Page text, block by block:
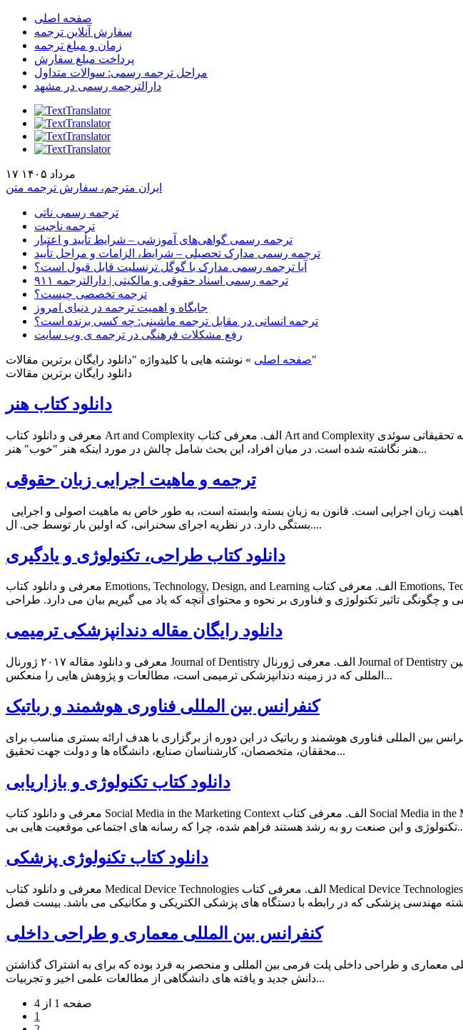
صفحه اصلی
سفارش آنلاین ترجمه
زمان و مبلغ ترجمه
پرداخت مبلغ سفارش
مراحل ترجمه رسمی: سوالات متداول
دارالترجمه رسمی در مشهد
۱۷ مرداد ۱۴۰۵
ایران مترجم، سفارش ترجمه متن
ترجمه رسمی ناتی
ترجمه ناجیت
ترجمه رسمی گواهی‌های آموزشی – شرایط تأیید و اعتبار
ترجمه رسمی مدارک تحصیلی – شرایط، الزامات و مراحل تأیید
آیا ترجمه رسمی مدارک با گوگل ترنسلیت قابل قبول است؟
ترجمه رسمی اسناد حقوقی و مالکیتی | دارالترجمه ۹۱۱
ترجمه تخصصی چیست؟
جایگاه و اهمیت ترجمه در دنیای امروز
ترجمه انسانی در مقابل ترجمه ماشینی: چه کسی برنده است؟
رفع مشکلات فرهنگی در ترجمه ی وب سایت
صفحه اصلی »
نوشته هایی با کلیدواژه "دانلود رایگان برترین مقالات"
دانلود رایگان برترین مقالات
دانلود کتاب هنر
معرفی و دانلود کتاب Art and Complexity الف. معرفی کتاب Art and Complexity کتاب هنر با عنوان پیش رو نتیجه کارگاهی یک هفته ای است که توسط موسسه تحقیقاتی سوئدی FRN در رابطه با پیچیدگی و
هنر نگاشته شده است. در میان افراد، این بحث شامل چالش در مورد اینکه هنر "خوب" هنر...
ترجمه و ماهیت اجرایی زبان حقوقی
بستگی دارد. در نظریه اجرای سخنرانی، که اولین بار توسط جی. ال....
دانلود کتاب طراحی، تکنولوژی و یادگیری
معرفی و دانلود کتاب Emotions, Technology, Design, and Learning الف. معرفی کتاب Emotions, Technology, Design, and Learning کتاب طراحی، تکنولوژی و یادگیری مطالب به روز را در رابطه با پاسخ های
دانلود رایگان مقاله دندانپزشکی ترمیمی
معرفی و دانلود مقاله ۲۰۱۷ ژورنال Journal of Dentistry الف. معرفی ژورنال Journal of Dentistry مقاله جراحی و دندانپزشکی از مجموعه مقالات منتشر شده در ژورنال منتخب الزویر می باشد. این ژورنال بین
المللی که در زمینه دندانپزشکی ترمیمی است، مطالعات و پژوهش هایی را منعکس...
کنفرانس بین المللی فناوری هوشمند و رباتیک
بین المللی فناوری هوشمند و رباتیک در این دوره از برگزاری با هدف ارائه بستری مناسب برای
محققان، متخصصان، کارشناسان صنایع، دانشگاه ها و دولت جهت تحقیق...
دانلود کتاب تکنولوژی و بازاریابی
معرفی و دانلود کتاب Social Media in the Marketing Context الف. معرفی کتاب Social Media in the Marketing Context کتاب تکنولوژی و بازاریابی فرصتی است که برای افرادی که خواستار بررسی رایطه میان
که رسانه های اجتماعی موقعیت هایی بی...
دانلود کتاب تکنولوژی پزشکی
معرفی و دانلود کتاب Medical Device Technologies الف. معرفی کتاب Medical Device Technologies کتاب تکنولوژی پزشکی پزشکی با عنوان « تکنولوژی ابزارآلات پزشکی» راهنمایی است برای دانشجویان
کنفرانس بین المللی معماری و طراحی داخلی
معماری و طراحی داخلی پلت فرمی بین المللی و منحصر به فرد بوده که برای به اشتراک گذاشتن
دانش جدید و یافته های دانشگاهی از مطالعات علمی اخیر و تجربیات...
صفحه 1 از 4
1